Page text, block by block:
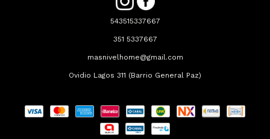
543515337667
351 5337667
masnivelhome@gmail.com
Ovidio Lagos 311 (Barrio General Paz)